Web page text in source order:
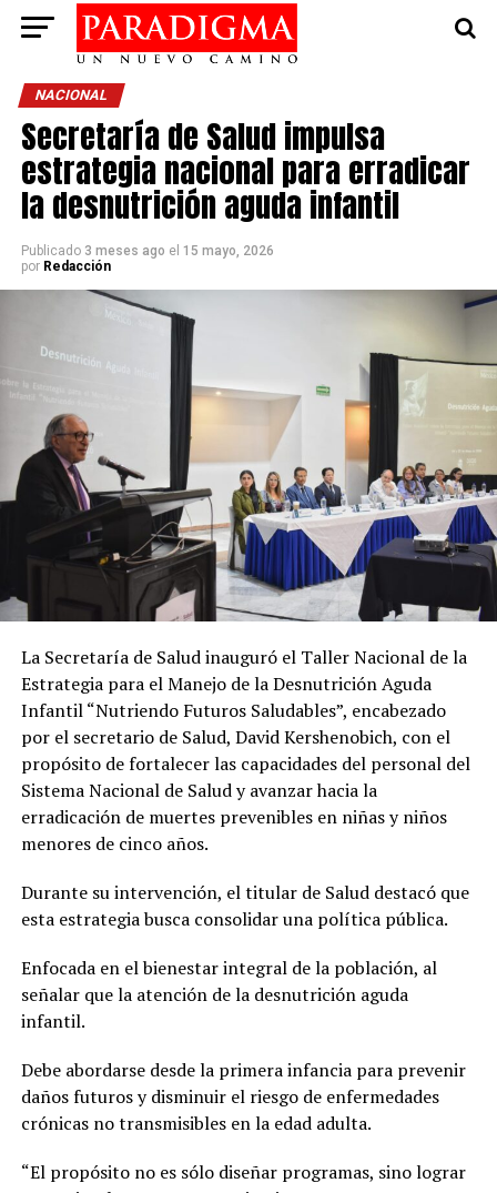
NACIONAL
Secretaría de Salud impulsa
estrategia nacional para erradicar
la desnutrición aguda infantil
Publicado 3 meses ago el 15 mayo, 2026
por Redacción
La Secretaría de Salud inauguró el Taller Nacional de la
Estrategia para el Manejo de la Desnutrición Aguda
Infantil “Nutriendo Futuros Saludables”, encabezado
por el secretario de Salud, David Kershenobich, con el
propósito de fortalecer las capacidades del personal del
Sistema Nacional de Salud y avanzar hacia la
erradicación de muertes prevenibles en niñas y niños
menores de cinco años.
Durante su intervención, el titular de Salud destacó que
esta estrategia busca consolidar una política pública.
Enfocada en el bienestar integral de la población, al
señalar que la atención de la desnutrición aguda
infantil.
Debe abordarse desde la primera infancia para prevenir
daños futuros y disminuir el riesgo de enfermedades
crónicas no transmisibles en la edad adulta.
“El propósito no es sólo diseñar programas, sino lograr